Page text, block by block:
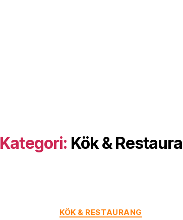
Kategori: Kök &
Kategorier
KÖK & RESTAURANG